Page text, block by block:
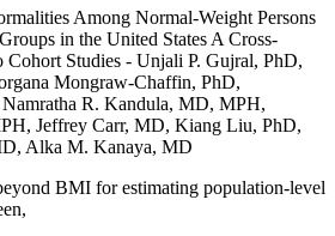
Among Normal-Weight Persons
in the United States A Cross-
Cohort Studies - Unjali P. Gujral, PhD,
Mongraw-Chaffin, PhD,
R. Kandula, MD, MPH,
Jeffrey Carr, MD, Kiang Liu, PhD,
Alka M. Kanaya, MD
BMI for estimating population-level